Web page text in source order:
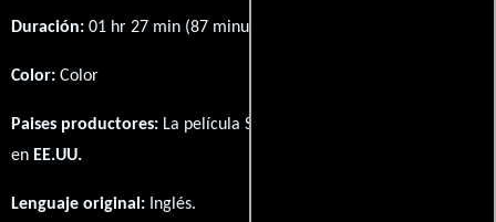
Duración: 01 hr 27 min (87 minutos) .
Color: Color
Paises productores: La película Stealing Las Vegas fué producida
en EE.UU.
Lenguaje original: Inglés.